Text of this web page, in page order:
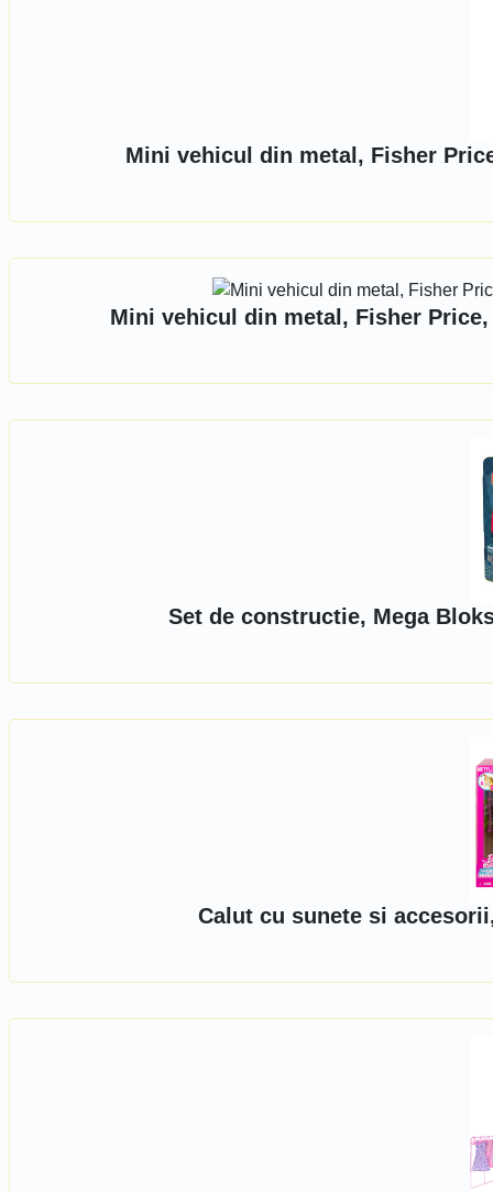
Mini vehicul din metal, Fisher
Mini vehicul din metal, Fisher
Set de constructie, Mega
Calut cu sunete si